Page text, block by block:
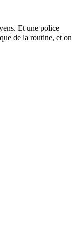
Et une police
de la routine, et on